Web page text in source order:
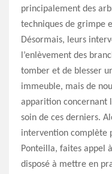
principalement des
techniques de grimpe
Désormais, leurs
l’enlèvement des
tomber et de blesser
immeuble, mais de
apparition concernant
soin de ces derniers.
intervention complète
Ponteilla, faites appel
disposé à mettre en